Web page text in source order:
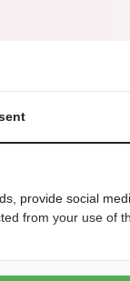
provide social
from your use of